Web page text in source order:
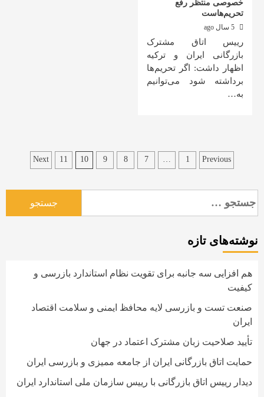
خصوصی منتظر رفع
تحریم‌هاست
رییس اتاق مشترک
بازرگانی ایران و ترکیه
اظهار داشت: اگر تحریم‌ها
برداشته شود می‌توانیم
به…
صفحه‌بندی
Previous
1
…
7
8
9
10
11
Next
جستجو
برای:
نوشته‌های تازه
هم افزایی سه جانبه برای تقویت نظام استاندارد بازرسی و
کیفیت
صنعت تست و بازرسی لایه محافظ ایمنی و سلامت اقتصاد
ایران
تأیید صلاحیت زبان مشترک اعتماد در جهان
حمایت اتاق بازرگانی ایران از جامعه ممیزی و بازرسی ایران
دیدار رییس اتاق بازرگانی با رییس سازمان ملی استاندارد ایران